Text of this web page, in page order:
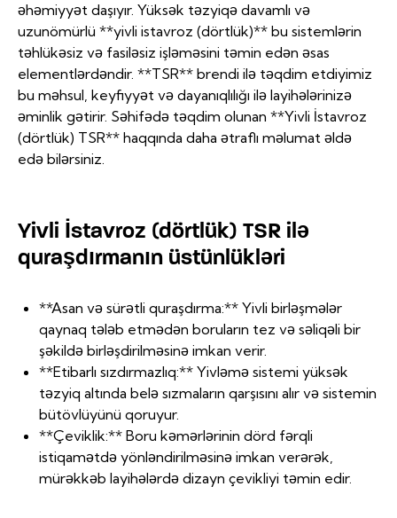
əhəmiyyət daşıyır. Yüksək təzyiqə davamlı və
uzunömürlü **yivli istavroz (dörtlük)** bu sistemlərin
təhlükəsiz və fasiləsiz işləməsini təmin edən əsas
elementlərdəndir. **TSR** brendi ilə təqdim etdiyimiz
bu məhsul, keyfiyyət və dayanıqlılığı ilə layihələrinizə
əminlik gətirir. Səhifədə təqdim olunan **Yivli İstavroz
(dörtlük) TSR** haqqında daha ətraflı məlumat əldə
edə bilərsiniz.
Yivli İstavroz (dörtlük) TSR ilə
quraşdırmanın üstünlükləri
**Asan və sürətli quraşdırma:** Yivli birləşmələr
qaynaq tələb etmədən boruların tez və səliqəli bir
şəkildə birləşdirilməsinə imkan verir.
**Etibarlı sızdırmazlıq:** Yivləmə sistemi yüksək
təzyiq altında belə sızmaların qarşısını alır və sistemin
bütövlüyünü qoruyur.
**Çeviklik:** Boru kəmərlərinin dörd fərqli
istiqamətdə yönləndirilməsinə imkan verərək,
mürəkkəb layihələrdə dizayn çevikliyi təmin edir.